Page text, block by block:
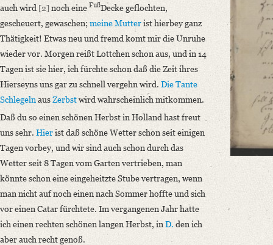
Editors
Bamberg, Claudia
Varwig, Olivia
auch wird [2] noch eine FußDecke geflochten,
gescheuert, gewaschen; meine Mutterist hierbey ganz
Thätigkeit! Etwas neu und fremd komt mir die Unruhe
wieder vor. Morgen reißt Lottchen schon aus, und in 14
Tagen ist sie hier, ich fürchte schon daß die Zeit ihres
Hierseyns uns gar zu schnell vergehn wird. Die Tante
SchlegelnausZerbstwird wahrscheinlich mitkommen.
Daß du so einen schönen Herbst in Holland hast freut
uns sehr. Hierist daß schöne Wetter schon seit einigen
Tagen vorbey, und wir sind auch schon durch das
Wetter seit 8 Tagen vom Garten vertrieben, man
könnte schon eine eingeheitzte Stube vertragen, wenn
man nicht auf noch einen nach Sommer hoffte und sich
vor einen Catar fürchtete. Im vergangenen Jahr hatte
ich einen rechten schönen langen Herbst, inD. den ich
aber auch recht genoß.